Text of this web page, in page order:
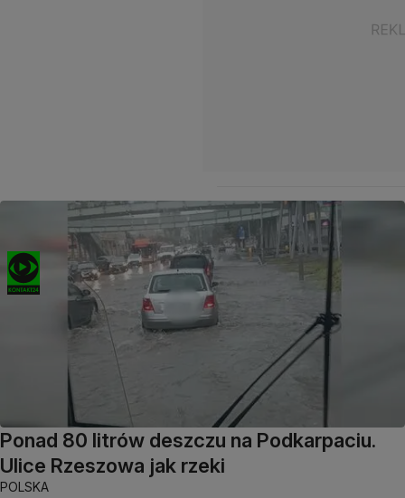
Ponad 80 litrów deszczu na Podkarpaciu.
Ulice Rzeszowa jak rzeki
POLSKA